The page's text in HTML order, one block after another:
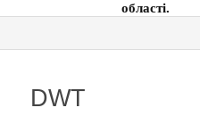
області.
DWT